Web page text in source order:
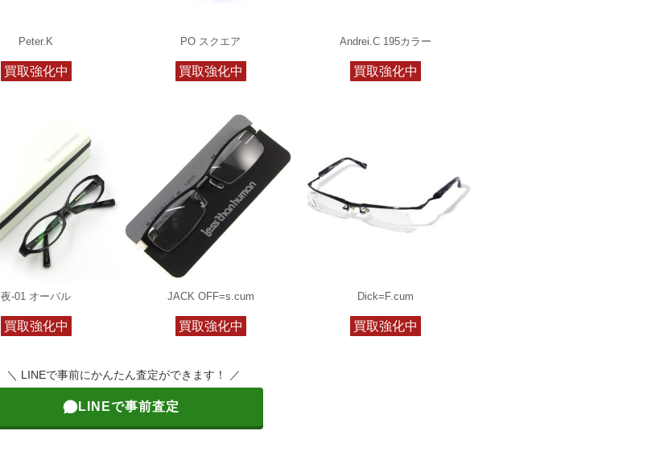
Peter.K
買取強化中
PO スクエア
買取強化中
Andrei.C 195カラー
買取強化中
夜-01 オーバル
買取強化中
JACK OFF=s.cum
買取強化中
Dick=F.cum
買取強化中
＼ LINEで事前にかんたん査定ができます！ ／
LINEで事前査定